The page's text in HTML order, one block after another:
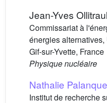
Jean-Yves
Commissariat à
énergies
Gif-sur-Yvette, France
Physique nucléaire
Nathalie
Institut de recherche